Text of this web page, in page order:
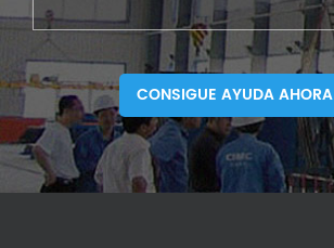
CONSIGUE AYUDA AHORA